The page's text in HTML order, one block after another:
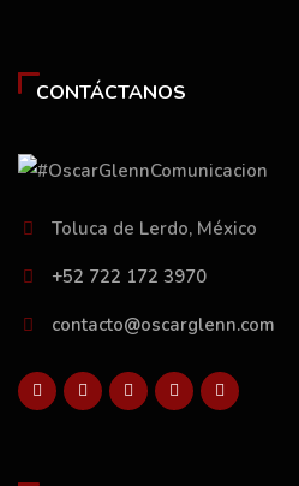
CONTÁCTANOS
Toluca de Lerdo, México
+52 722 172 3970
contacto@oscarglenn.com